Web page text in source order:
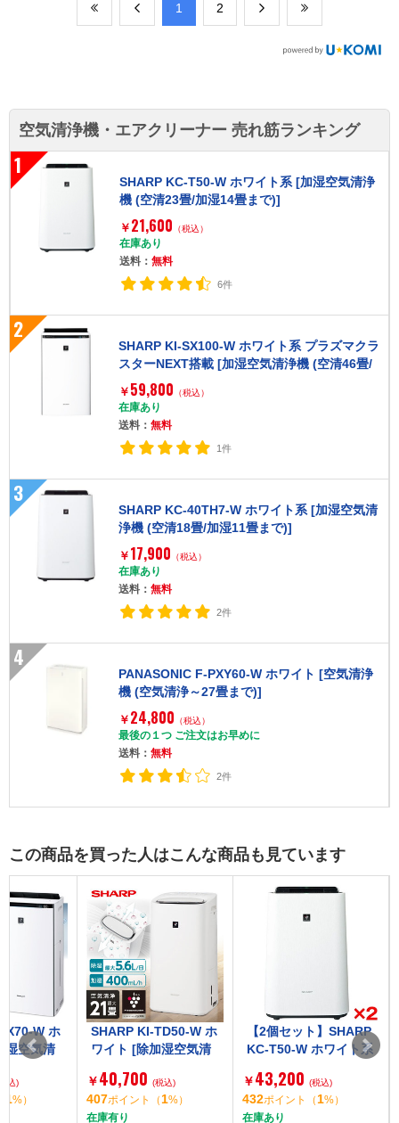
​1 ​2
空気清浄機・エアクリーナー 売れ筋ランキング
1
SHARP KC-T50-W ホワイト系 [加湿空気清浄
機 (空清23畳/加湿14畳まで)]
￥ 21,600 （税込）
在庫あり
送料：無料
6件
2
SHARP KI-SX100-W ホワイト系 プラズマクラ
スターNEXT搭載 [加湿空気清浄機 (空清46畳/
加湿 プレハブ洋室28畳 木造和室17畳まで)]
￥ 59,800 （税込）
在庫あり
送料：無料
1件
3
SHARP KC-40TH7-W ホワイト系 [加湿空気清
浄機 (空清18畳/加湿11畳まで)]
￥ 17,900 （税込）
在庫あり
送料：無料
2件
4
PANASONIC F-PXY60-W ホワイト [空気清浄
機 (空気清浄～27畳まで)]
￥ 24,800 （税込）
最後の１つ ご注文はお早めに
送料：無料
2件
この商品を買った人はこんな商品も見ています
SHARP KI-TD50-W ホ
ワイト [除加湿空気清
畳/除湿14畳まで)]
(税込)
407 （1%）
【2個セット】SHARP
KC-T50-W ホワイト系
00 [加湿空気清浄機
(畳数23畳 / 加湿14畳
￥ (税込)
432 （1%）
SHARP
ワイト系
湿25畳ま
￥
528